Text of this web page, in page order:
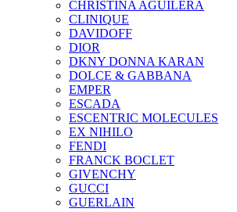
CHRISTINA AGUILERA
CLINIQUE
DAVIDOFF
DIOR
DKNY DONNA KARAN
DOLCE & GABBANA
EMPER
ESCADA
ESCENTRIC MOLECULES
EX NIHILO
FENDI
FRANCK BOCLET
GIVENCHY
GUCCI
GUERLAIN